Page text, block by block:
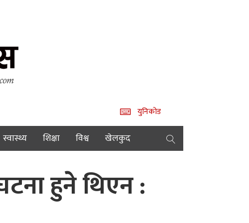
युनिकोड
स्वास्थ्य शिक्षा विश्व खेलकुद
हुने थिएन :